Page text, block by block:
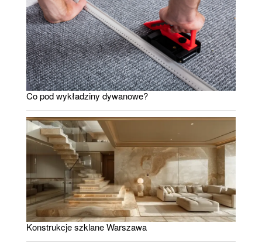
Co pod wykładziny dywanowe?
Konstrukcje szklane Warszawa